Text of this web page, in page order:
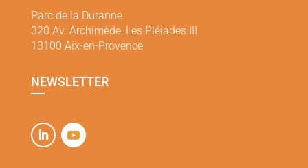
Parc de la Duranne
320 Av. Archimède, Les Pléiades III
13100 Aix-en-Provence
NEWSLETTER